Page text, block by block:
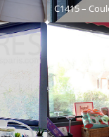
C1415 –